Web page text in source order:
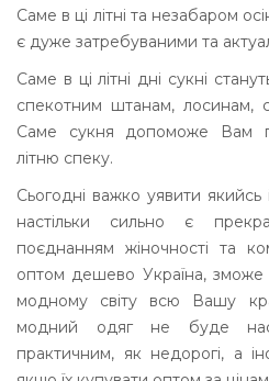
Саме в ці літні та незабаром
є дуже затребуваними та
Саме в ці літні дні сукні
спекотним штанам, лосинам,
Саме сукня допоможе Вам
літню спеку.
Сьогодні важко уявити
настільки сильно є
поєднанням жіночності та
оптом дешево Україна,
модному світу всю Вашу
модний одяг не буде
практичним, як недорогі, а